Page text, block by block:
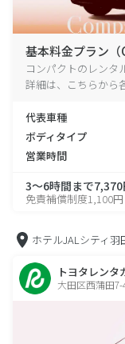
基本料金プラン（
コンパクトのレンタ
詳細は、こちらから
代表車種
ボディタイプ
営業時間
3～6時間まで
免責補償制度1,100円
ホテルJALシティ
トヨタレンタ
大田区西蒲田7-